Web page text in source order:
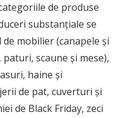
de produse
substanțiale se
mobilier (canapele și
scaune și mese),
haine și
de pat, cuverturi și
de Black Friday, zeci